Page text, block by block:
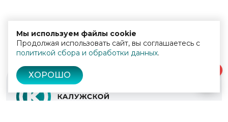
Мы используем файлы cookie
Продолжая использовать сайт, вы соглашаетесь с
политикой сбора и обработки данных.
ХОРОШО